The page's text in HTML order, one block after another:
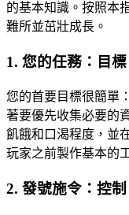
的基本知識。按照本
難所並茁壯成長。
1. 您的任務：目標
您的首要目標很簡單
著要優先收集必要的
飢餓和口渴程度，並
玩家之前製作基本的
2. 發號施令：控制